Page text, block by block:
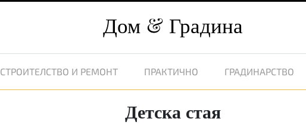
Дом Градина
СТРОИТЕЛСТВО И РЕМОНТ ПРАКТИЧНО ГРАДИНАРСТВО
Детска стая